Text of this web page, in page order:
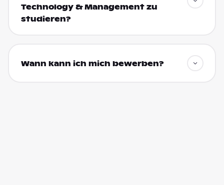
Technology & Management zu
studieren?
Wann kann ich mich bewerben?